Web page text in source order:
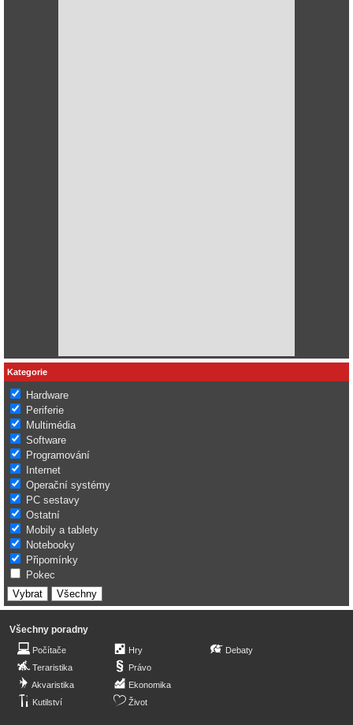
Kategorie
Hardware
Periferie
Multimédia
Software
Programování
Internet
Operační systémy
PC sestavy
Ostatní
Mobily a tablety
Notebooky
Připomínky
Pokec
Všechny poradny
Počítače
Teraristika
Akvaristika
Kutilství
Hry
Právo
Ekonomika
Život
Debaty